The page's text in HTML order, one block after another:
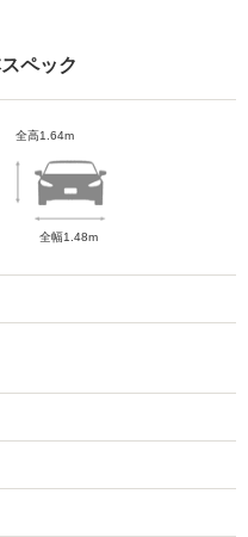
ペック
全高1.64m
全幅1.48m